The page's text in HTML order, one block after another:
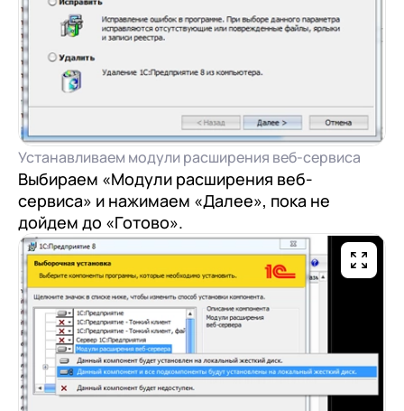
Устанавливаем модули расширения веб-сервиса
Выбираем «Модули расширения веб-
сервиса» и нажимаем «Далее», пока не
дойдем до «Готово».